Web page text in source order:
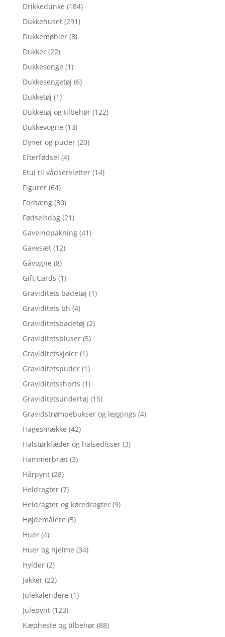
Drikkedunke (184)
Dukkehuset (291)
Dukkemøbler (8)
Dukker (22)
Dukkesenge (1)
Dukkesengetøj (6)
Dukketøj (1)
Dukketøj og tilbehør (122)
Dukkevogne (13)
Dyner og puder (20)
Efterfødsel (4)
Etui til vådservietter (14)
Figurer (64)
Forhæng (30)
Fødselsdag (21)
Gaveindpakning (41)
Gavesæt (12)
Gåvogne (8)
Gift Cards (1)
Graviditets badetøj (1)
Graviditets bh (4)
Graviditetsbadetøj (2)
Graviditetsbluser (5)
Graviditetskjoler (1)
Graviditetspuder (1)
Graviditetsshorts (1)
Graviditetsundertøj (15)
Gravidstrømpebukser og leggings (4)
Hagesmække (42)
Halstørklæder og halsedisser (3)
Hammerbræt (3)
Hårpynt (28)
Heldragter (7)
Heldragter og køredragter (9)
Højdemålere (5)
Huer (4)
Huer og hjelme (34)
Hylder (2)
Jakker (22)
Julekalendere (1)
Julepynt (123)
Kæpheste og tilbehør (88)